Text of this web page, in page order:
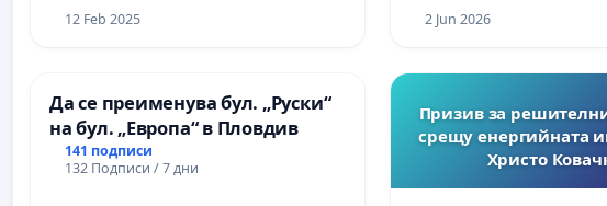
12 Feb 2025 2 Jun 2026
Да се преименува бул. „Руски“
на бул. „Европа“ в Пловдив
141 подписи
132 Подписи / 7 дни
Призив за
срещу енергийната
Христо